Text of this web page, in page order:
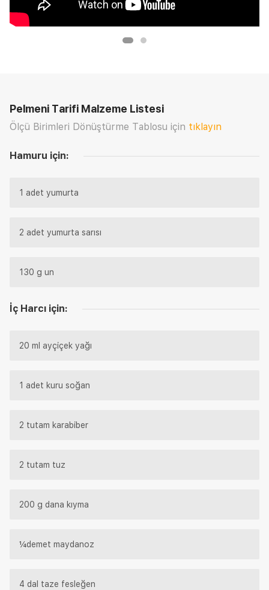
Pelmeni Tarifi Malzeme Listesi
Ölçü Birimleri Dönüştürme Tablosu için tıklayın
Hamuru için:
1 adet yumurta
2 adet yumurta sarısı
130 g un
İç Harcı için:
20 ml ayçiçek yağı
1 adet kuru soğan
2 tutam karabiber
2 tutam tuz
200 g dana kıyma
¼demet maydanoz
4 dal taze fesleğen